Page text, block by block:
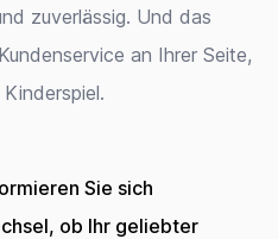
zuverlässig. Und das
an Ihrer Seite,
Sie sich
ob Ihr geliebter